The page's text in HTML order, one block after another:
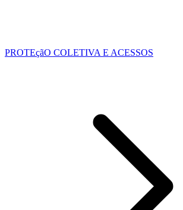
PROTEçãO COLETIVA E ACESSOS